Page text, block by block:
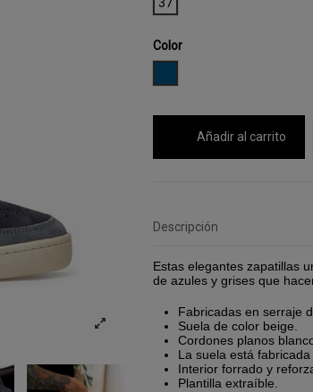
Color
Añadir al carrito
Descripción
Estas elegantes zapatillas
de azules y grises que
Fabricadas en serraje
Suela de color beige.
Cordones planos
La suela está
Interior forrado y
Plantilla extraíble.